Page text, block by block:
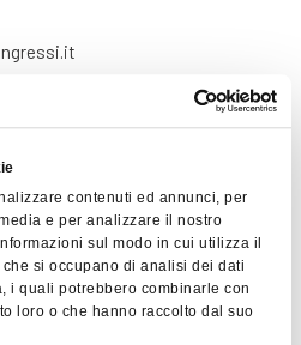
contenuti ed annunci, per
e per analizzare il nostro
sul modo in cui utilizza il
si occupano di analisi dei dati
i quali potrebbero combinarle con
loro o che hanno raccolto dal suo